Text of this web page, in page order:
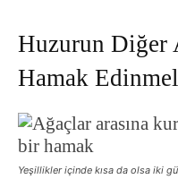
Huzurun Diğer
Hamak
Yeşillikler içinde kısa da olsa iki